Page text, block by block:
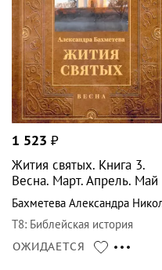
1 523 ₽
Жития святых. Книга 3.
Весна. Март. Апрель. Май
Бахметева Александра
Т8: Библейская история
ОЖИДАЕТСЯ